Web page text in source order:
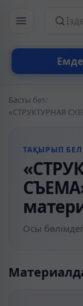
Басты бет/
«СТРУКТУРНАЯ
ТАҚЫРЫП
Осы